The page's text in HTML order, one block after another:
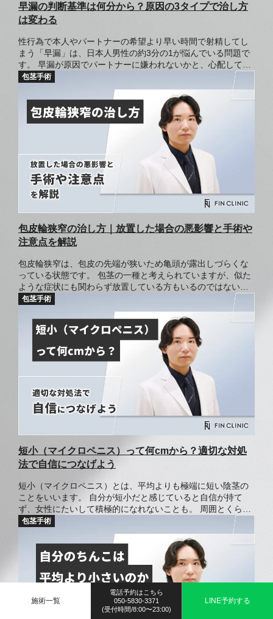
早漏の判断基準は何分から？原因の3タイプで治し方
は変わる
性行為で本人やパートナーの希望より早い時間で射精してし
まう「早漏」は、日本人男性の約3分の1が悩んでいる問題で
す。 早漏が原因でパートナーに嫌われないかと、心配してい
る方も多いでしょう。 「何分からが早漏？」という基準です
が、実は早漏には明確な時間の定義がありません。 アメリカ
泌尿器学会は「挿入から1分以内の射精」としていますが、あ
くまで早漏にあてはまる条件のひとつであり、時間以外の基
準もあるのが現状です。 この記事では、早漏の判断基準や調
査で分かった男女の希望時間について解説します。 また早漏
には原因ごとに3つのタイプがあるため、それぞれに効果的な
治療法も紹介します。 この記事を読めば早漏に対する不安が
減り、パートナーとの性行為をより楽しめるようになるでし
ょう。
包皮輪狭窄の治し方｜放置した場合の悪影響と手術や
注意点を解説
包皮輪狭窄は、包皮の先端が狭いため亀頭が露出しづらくな
っている状態です。 包茎の一種と考えられていますが、似た
ような症状にも関わらず放置している方もいるのではないで
しょうか。 包皮輪狭窄を放置すると、陰茎ガンや亀頭包皮炎
になる可能性があります。 この記事では、包皮輪狭窄による
悪影響や治し方について解説します。
短小（マイクロペニス）って何cmから？適切な対処
法で自信につなげよう
短小（マイクロペニス）とは、平均よりも極端に短い陰茎の
ことをいいます。 自分が短小だと感じていると自信が持て
ず、女性にたいして積極的になれないことも。 周囲とくらべ
て「自分の陰部は小さいのではないか」と悩む男性も多いで
内であることも多いです。 この記事では、短小（マイクロペ
ニス）の基準サイズや測り方、改善方法について解説しま
施術一覧
電話予約はこちら
050-5830-3371
(受付時間/8:00〜23:00)
LINE予約する